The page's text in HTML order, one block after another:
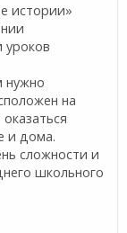
истории»
уроков
нужно
на
и дома.
сложности и
школьного